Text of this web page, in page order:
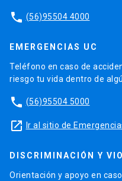
phone (56)95504 4000
EMERGENCIAS UC
Teléfono en caso de
riesgo tu vida dentro de
phone (56)95504 5000
launch Ir al sitio de
DISCRIMINACIÓN Y
Orientación y apoyo en